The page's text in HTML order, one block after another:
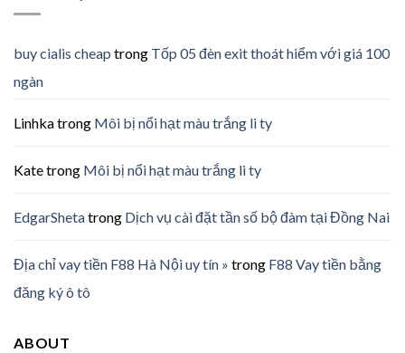
buy cialis cheap trong Tốp 05 đèn exit thoát hiểm với giá 100
ngàn
Linhkatrong Môi bị nổi hạt màu trắng li ty
Katetrong Môi bị nổi hạt màu trắng li ty
EdgarShetatrong Dịch vụ cài đặt tần số bộ đàm tại Đồng Nai
Địa chỉ vay tiền F88 Hà Nội uy tín » trong F88 Vay tiền bằng
đăng ký ô tô
ABOUT